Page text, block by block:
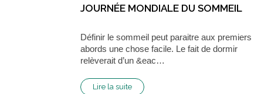
JOURNÉE MONDIALE DU SOMMEIL
Définir le sommeil peut paraitre aux premiers
abords une chose facile. Le fait de dormir
relèverait d’un &eac…
Lire la suite